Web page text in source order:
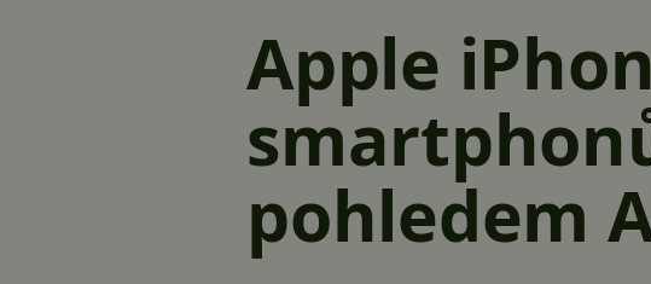
Apple
pohledem